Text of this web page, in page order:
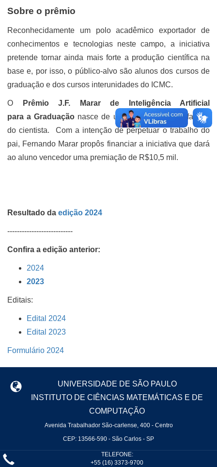
Sobre o prêmio
Reconhecidamente um polo acadêmico exportador de
conhecimentos e tecnologias neste campo, a iniciativa
pretende tornar ainda mais forte a produção científica na
base e, por isso, o público-alvo são alunos dos cursos de
graduação e dos cursos interunidades do ICMC.
O
Prêmio J.F. Marar de Inteligência Artificial
para a Graduação nasce de uma parceria com a família
do cientista. Com a intenção de perpetuar o trabalho do
pai, Fernando Marar propôs financiar a iniciativa que dará
ao aluno vencedor uma premiação de R$10,5 mil.
Resultado da edição 2024
---------------------------
Confira a edição anterior:
2024
2023
Editais:
Edital 2024
Edital 2023
Formulário 2024
UNIVERSIDADE DE SÃO PAULO
INSTITUTO DE CIÊNCIAS MATEMÁTICAS E DE
COMPUTAÇÃO
Avenida Trabalhador São-carlense, 400 - Centro
CEP: 13566-590 - São Carlos - SP
TELEFONE:
+55 (16) 3373-9700